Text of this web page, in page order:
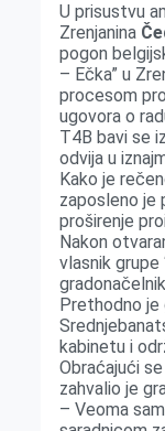
o
k
U prisustvu
Zrenjanina
pogon
– Ečka” u
procesom
ugovora o
T4B bavi se
odvija u
Kako je
zaposleno je
proširenje
Nakon
vlasnik grupe
Prethodno je
kabinetu i
Obraćajući
zahvalio je
– Veoma